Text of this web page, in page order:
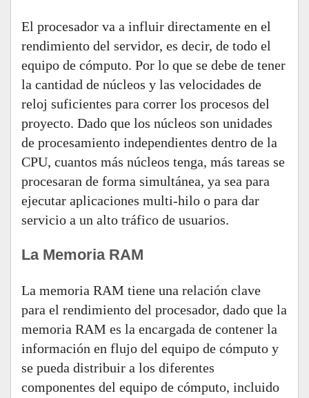
El procesador va a influir directamente en el
rendimiento del servidor, es decir, de todo el
equipo de cómputo. Por lo que se debe de tener
la cantidad de núcleos y las velocidades de
reloj suficientes para correr los procesos del
proyecto. Dado que los núcleos son unidades
de procesamiento independientes dentro de la
CPU, cuantos más núcleos tenga, más tareas se
procesaran de forma simultánea, ya sea para
ejecutar aplicaciones multi-hilo o para dar
servicio a un alto tráfico de usuarios.
La Memoria RAM
La memoria RAM tiene una relación clave
para el rendimiento del procesador, dado que la
memoria RAM es la encargada de contener la
información en flujo del equipo de cómputo y
se pueda distribuir a los diferentes
componentes del equipo de cómputo, incluido